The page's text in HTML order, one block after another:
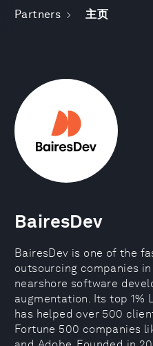
Partners 主页
BairesDev
BairesDev is one of the
outsourcing companies
nearshore software
augmentation. Its top 1%
has helped over 500
Fortune 500 companies